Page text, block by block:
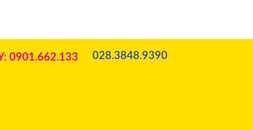
0901.662.133 028.3848.9390